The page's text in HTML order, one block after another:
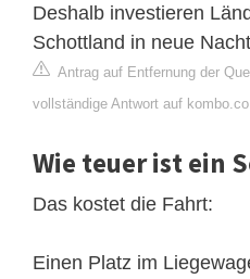
Deshalb investieren
Schottland in neue
Antrag auf Entfernung der
vollständige Antwort auf
Wie teuer ist ein
Das kostet die Fahrt:
Einen Platz im